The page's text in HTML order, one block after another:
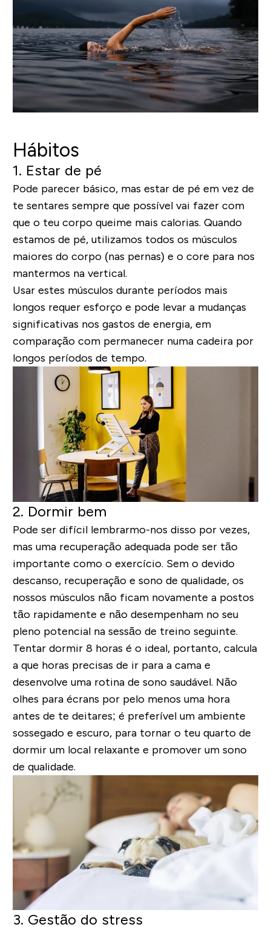
Hábitos
1. Estar de pé
Pode parecer básico, mas estar de pé em vez de
te sentares sempre que possível vai fazer com
que o teu corpo queime mais calorias. Quando
estamos de pé, utilizamos todos os músculos
maiores do corpo (nas pernas) e o core para nos
mantermos na vertical.
Usar estes músculos durante períodos mais
longos requer esforço e pode levar a mudanças
significativas nos gastos de energia, em
comparação com permanecer numa cadeira por
longos períodos de tempo.
2. Dormir bem
Pode ser difícil lembrarmo-nos disso por vezes,
mas uma recuperação adequada pode ser tão
importante como o exercício. Sem o devido
descanso, recuperação e sono de qualidade, os
nossos músculos não ficam novamente a postos
tão rapidamente e não desempenham no seu
pleno potencial na sessão de treino seguinte.
Tentar dormir 8 horas é o ideal, portanto, calcula
a que horas precisas de ir para a cama e
desenvolve uma rotina de sono saudável. Não
olhes para écrans por pelo menos uma hora
antes de te deitares; é preferível um ambiente
sossegado e escuro, para tornar o teu quarto de
dormir um local relaxante e promover um sono
de qualidade.
3. Gestão do stress